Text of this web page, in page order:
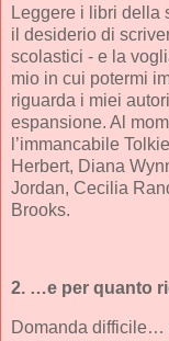
Leggere i libri della
il desiderio di
scolastici - e la
mio in cui potermi
riguarda i miei
espansione. Al
l’immancabile
Herbert, Diana
Jordan, Cecilia
Brooks.
2. …e per quanto
Domanda difficile…